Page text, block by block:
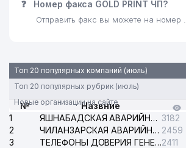
❓ Номер факса GOLD PRINT ЧП?
Отправить факс вы можете на номер .
Топ 20 популярных компаний (июль)
Топ 20 популярных рубрик (июль)
Новые организации на сайте
№
Назвние
1
ЯШНАБАДСКАЯ АВАРИЙНАЯ СЛУЖБА ЭЛЕКТРОСЕТИ 3182
2
ЧИЛАНЗАРСКАЯ АВАРИЙНАЯ СЛУЖБА ЭЛЕКТРОСЕТИ 2459
3
ТЕЛЕФОНЫ ДОВЕРИЯ ГЕНЕРАЛЬНОЙ ПРОКУРАТУРЫ РЕСПУБЛИКИ УЗБЕКИСТАН2411